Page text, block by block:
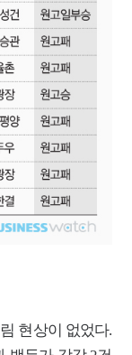
현상이 없었다.